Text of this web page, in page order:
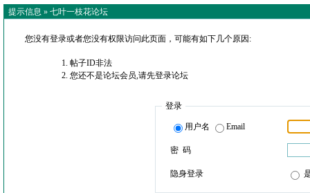
提示信息 » 七叶一枝花论坛
您没有登录或者您没有权限访问此页面，可能有如下几个原因:
帖子ID非法
您还不是论坛会员,请先登录论坛
登录
用户名 Email
密 码
隐身登录